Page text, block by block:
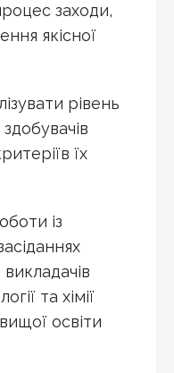
заходи,
якісної
рівень
їх
із
та хімії
освіти